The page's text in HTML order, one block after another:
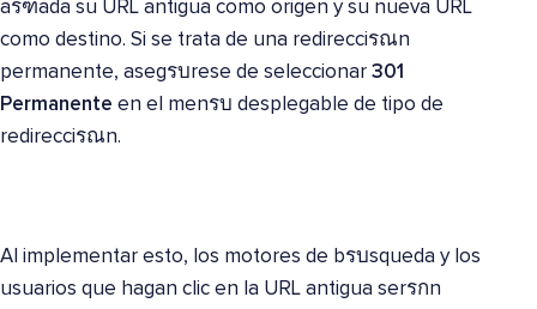
aรฑada su URL antigua como origen y su nueva URL
como destino. Si se trata de una redirecciรณn
permanente, asegรบrese de seleccionar 301
Permanente en el menรบ desplegable de tipo de
redirecciรณn.
Al implementar esto, los motores de bรบsqueda y los
usuarios que hagan clic en la URL antigua serรกn